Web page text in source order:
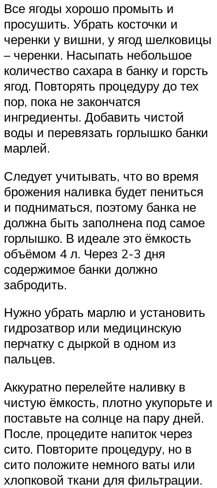
Все ягоды хорошо промыть и
просушить. Убрать косточки и
черенки у вишни, у ягод шелковицы
– черенки. Насыпать небольшое
количество сахара в банку и горсть
ягод. Повторять процедуру до тех
пор, пока не закончатся
ингредиенты. Добавить чистой
воды и перевязать горлышко банки
марлей.
Следует учитывать, что во время
брожения наливка будет пениться
и подниматься, поэтому банка не
должна быть заполнена под самое
горлышко. В идеале это ёмкость
объёмом 4 л. Через 2-3 дня
содержимое банки должно
забродить.
Нужно убрать марлю и установить
гидрозатвор или медицинскую
перчатку с дыркой в одном из
пальцев.
Аккуратно перелейте наливку в
чистую ёмкость, плотно укупорьте и
поставьте на солнце на пару дней.
После, процедите напиток через
сито. Повторите процедуру, но в
сито положите немного ваты или
хлопковой ткани для фильтрации.